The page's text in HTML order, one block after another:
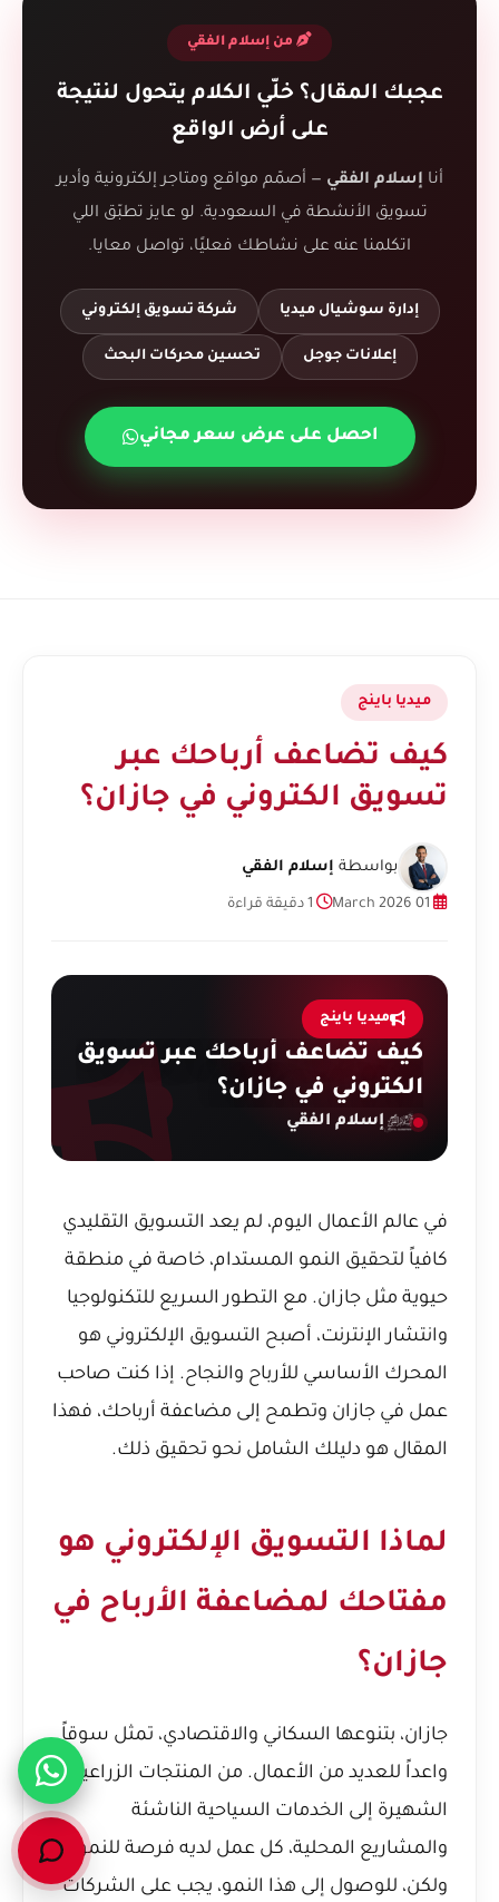
من إسلام الفقي
عجبك المقال؟ خلّي الكلام يتحول لنتيجة
على أرض الواقع
أنا إسلام الفقي — أصمّم مواقع ومتاجر إلكترونية وأدير
تسويق الأنشطة في السعودية. لو عايز تطبّق اللي
اتكلمنا عنه على نشاطك فعليًا، تواصل معايا.
إدارة سوشيال ميديا شركة تسويق إلكتروني
إعلانات جوجل تحسين محركات البحث
احصل على عرض سعر مجاني
ميديا باينج
كيف تضاعف أرباحك عبر
تسويق الكتروني في جازان؟
بواسطة إسلام الفقي
ميديا باينج
كيف تضاعف أرباحك عبر تسويق
الكتروني في جازان؟
إسلام الفقي
في عالم الأعمال اليوم، لم يعد التسويق التقليدي
كافياً لتحقيق النمو المستدام، خاصة في منطقة
حيوية مثل جازان. مع التطور السريع للتكنولوجيا
وانتشار الإنترنت، أصبح التسويق الإلكتروني هو
المحرك الأساسي للأرباح والنجاح. إذا كنت صاحب
عمل في جازان وتطمح إلى مضاعفة أرباحك، فهذا
المقال هو دليلك الشامل نحو تحقيق ذلك.
لماذا التسويق الإلكتروني هو
مفتاحك لمضاعفة الأرباح في
جازان؟
جازان، بتنوعها السكاني والاقتصادي، تمثل سوقاً
واعداً للعديد من الأعمال. من المنتجات الزراعية
الشهيرة إلى الخدمات السياحية الناشئة
والمشاريع المحلية، كل عمل لديه فرصة للنمو.
ولكن، للوصول إلى هذا النمو، يجب على الشركات